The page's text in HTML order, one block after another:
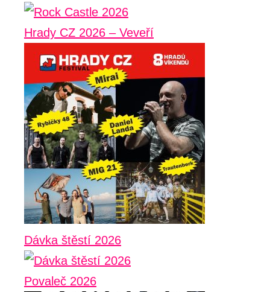
Hrady CZ 2026 – Veveří
Dávka štěstí 2026
Povaleč 2026